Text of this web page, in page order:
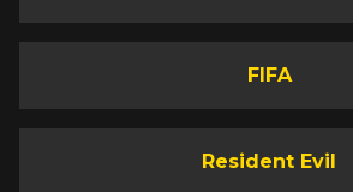
FIFA
Resident Evil